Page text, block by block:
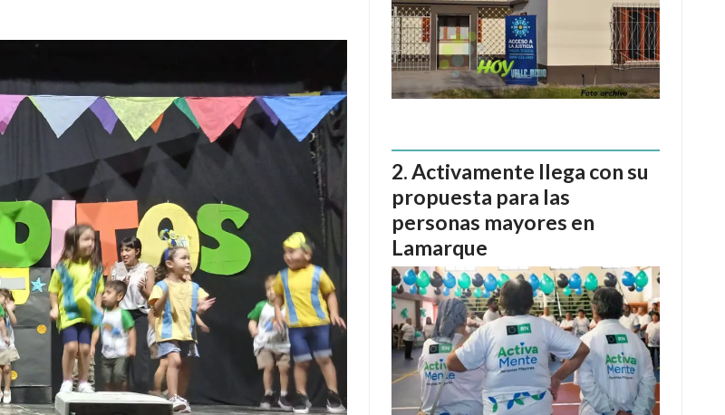
Activamente llega con su
propuesta para las
personas mayores en
Lamarque